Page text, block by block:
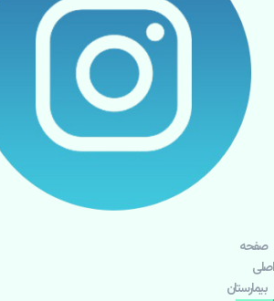
صفحه
اصلی
بيمارستان